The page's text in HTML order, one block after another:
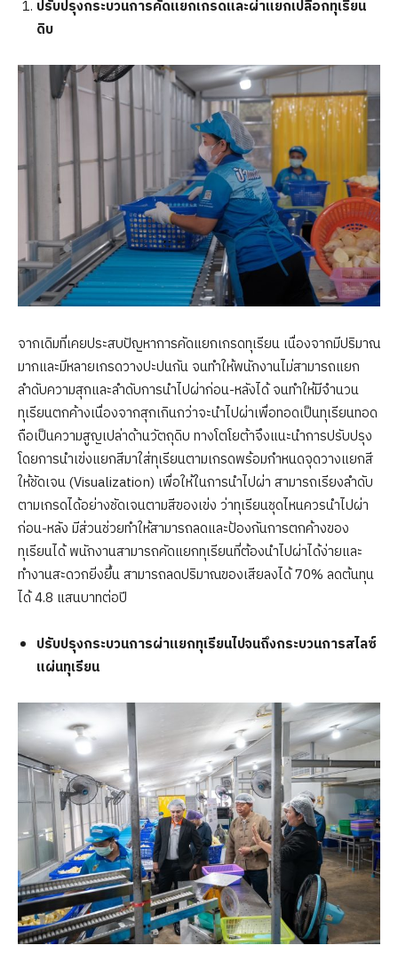
ปรับปรุงกระบวนการคัดแยกเกรดและผ่าแยกเปลือกทุเรียน
ดิบ
จากเดิมที่เคยประสบปัญหาการคัดแยกเกรดทุเรียน เนื่องจากมีปริมาณ
มากและมีหลายเกรดวางปะปนกัน จนทำให้พนักงานไม่สามารถแยก
ลำดับความสุกและลำดับการนำไปผ่าก่อน-หลังได้ จนทำให้มีจำนวน
ทุเรียนตกค้างเนื่องจากสุกเกินกว่าจะนำไปผ่าเพื่อทอดเป็นทุเรียนทอด
ถือเป็นความสูญเปล่าด้านวัตถุดิบ ทางโตโยต้าจึงแนะนำการปรับปรุง
โดยการนำเข่งแยกสีมาใส่ทุเรียนตามเกรดพร้อมกำหนดจุดวางแยกสี
ให้ชัดเจน (Visualization) เพื่อให้ในการนำไปผ่า สามารถเรียงลำดับ
ตามเกรดได้อย่างชัดเจนตามสีของเข่ง ว่าทุเรียนชุดไหนควรนำไปผ่า
ก่อน-หลัง มีส่วนช่วยทำให้สามารถลดและป้องกันการตกค้างของ
ทุเรียนได้ พนักงานสามารถคัดแยกทุเรียนที่ต้องนำไปผ่าได้ง่ายและ
ทำงานสะดวกยิ่งยึ้น สามารถลดปริมาณของเสียลงได้ 70% ลดต้นทุน
ได้ 4.8 แสนบาทต่อปี
ปรับปรุงกระบวนการผ่าแยกทุเรียนไปจนถึงกระบวนการสไลซ์
แผ่นทุเรียน